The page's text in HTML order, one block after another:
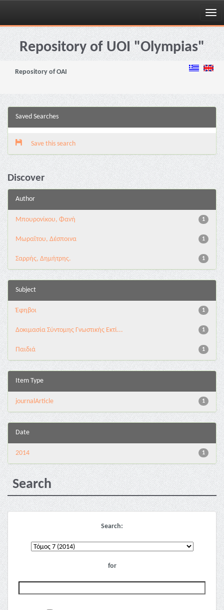
Skip
navigationRepository of UOI "Olympias"
Repository of OAI
Saved Searches
Save this search
Discover
Author
1
Μπουρονίκου, Φανή
1
Μωραΐτου, Δέσποινα
1
Σαρρής, Δημήτρης.
Subject
1
Έφηβοι
1
Δοκιμασία Σύντομης Γνωστικής Εκτί...
1
Παιδιά
Item Type
1
journalArticle
Date
1
2014
Search
Search:
for